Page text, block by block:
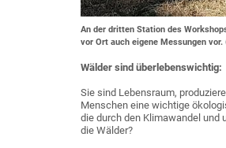
An der dritten Station des
vor Ort auch eigene Messungen vor.
Wälder sind überlebenswichtig:
Sie sind Lebensraum,
Menschen eine wichtige
die durch den Klimawandel
die Wälder?